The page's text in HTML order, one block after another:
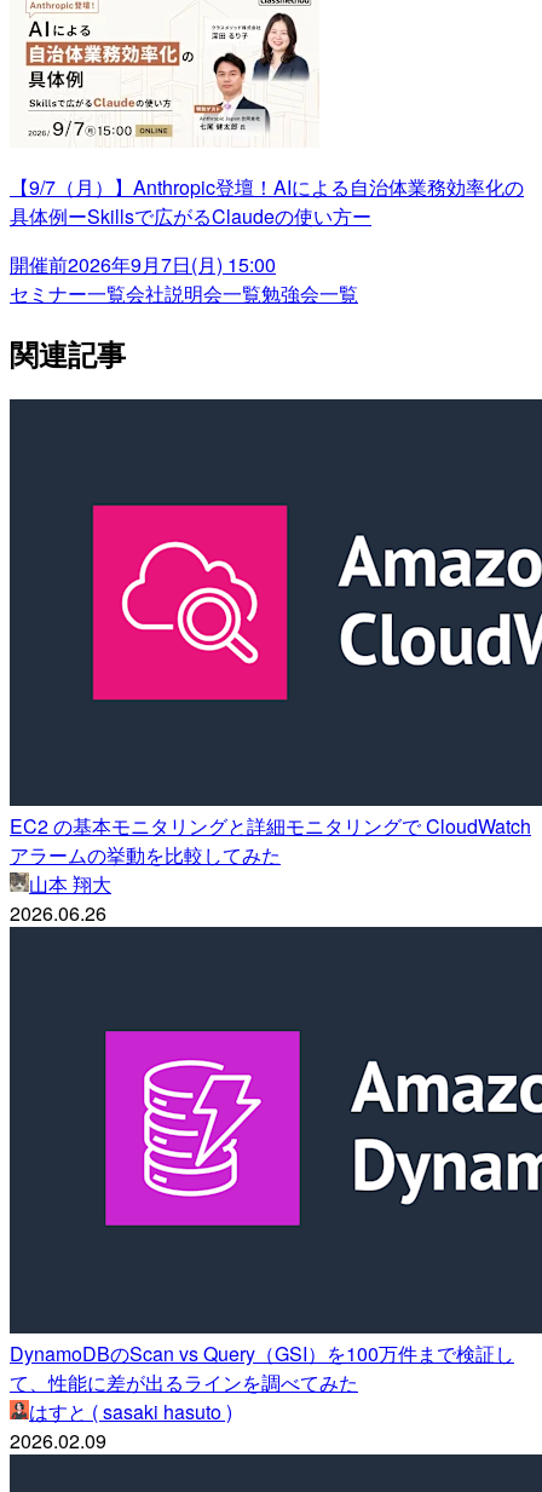
【9/7（月）】Anthropic登壇！AIによる自治体業務効率化の
具体例ーSkillsで広がるClaudeの使い方ー
開催前2026年9月7日(月) 15:00
セミナー一覧会社説明会一覧勉強会一覧
関連記事
EC2 の基本モニタリングと詳細モニタリングで CloudWatch
アラームの挙動を比較してみた
山本 翔大
2026.06.26
DynamoDBのScan vs Query（GSI）を100万件まで検証し
て、性能に差が出るラインを調べてみた
はすと ( sasaki hasuto )
2026.02.09